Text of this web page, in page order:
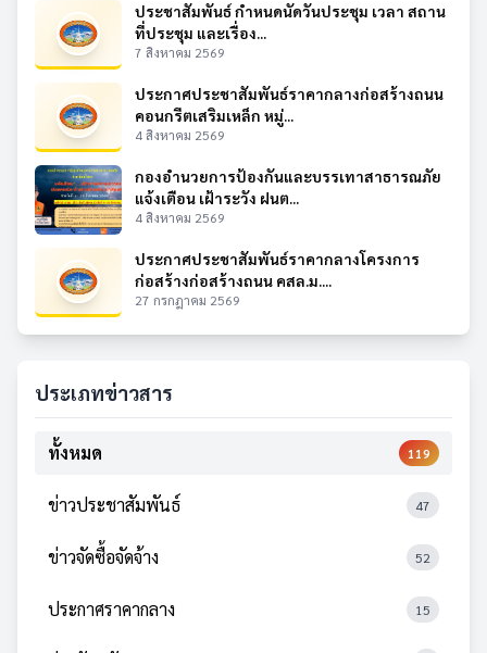
ประชาสัมพันธ์ กำหนดนัดวันประชุม เวลา สถาน
ที่ประชุม และเรื่อง...
7 สิงหาคม 2569
ประกาศประชาสัมพันธ์ราคากลางก่อสร้างถนน
คอนกรีตเสริมเหล็ก หมู่...
4 สิงหาคม 2569
กองอำนวยการป้องกันและบรรเทาสาธารณภัย
แจ้งเตือน เฝ้าระวัง ฝนต...
4 สิงหาคม 2569
ประกาศประชาสัมพันธ์ราคากลางโครงการ
ก่อสร้างก่อสร้างถนน คสล.ม....
27 กรกฎาคม 2569
ประเภทข่าวสาร
ทั้งหมด 119
ข่าวประชาสัมพันธ์ 47
ข่าวจัดซื้อจัดจ้าง 52
ประกาศราคากลาง 15